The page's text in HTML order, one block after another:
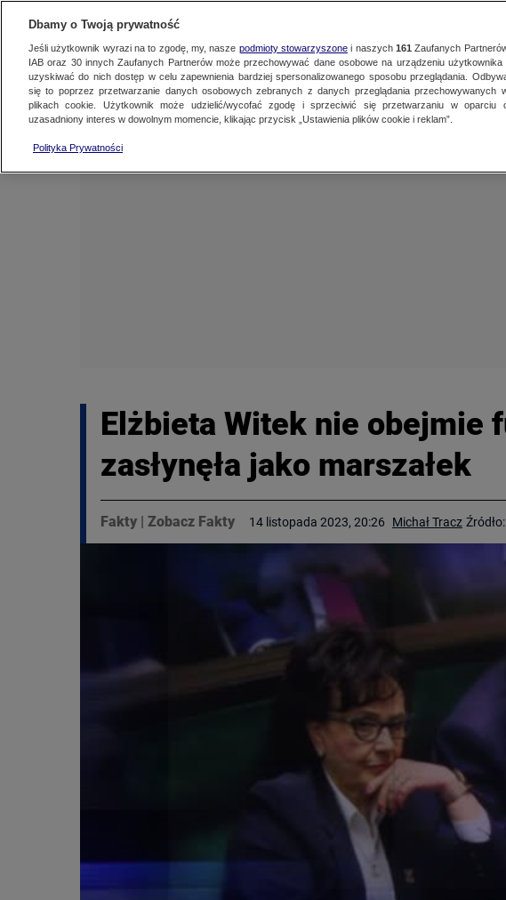
FAKTY
Elżbieta Witek nie obejmie
zasłynęła jako marszałek
Fakty | Zobacz Fakty 14 listopada 2023, 20:26 Michał Tracz Źródło:
Dbamy o Twoją prywatność
Jeśli użytkownik wyrazi na to zgodę, my, nasze podmioty stowarzyszonei naszych 161 Zaufanych
IAB oraz 30innych Zaufanych Partnerów może przechowywać dane osobowe na urządzeniu użytkownika
uzyskiwać do nich dostęp w celu zapewnienia bardziej spersonalizowanego sposobu przeglądania.
się to poprzez przetwarzanie danych osobowych zebranych z danych przeglądania przechowywanych
plikach cookie. Użytkownik może udzielić/wycofać zgodę i sprzeciwić się przetwarzaniu w oparciu
uzasadniony interes w dowolnym momencie, klikając przycisk „Ustawienia plików cookie i reklam”.
Polityka Prywatności